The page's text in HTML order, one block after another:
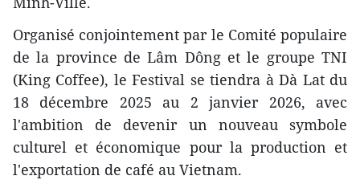
Organisé conjointement par le Comité populaire
de la province de Lâm Dông et le groupe TNI
(King Coffee), le Festival se tiendra à Dà Lat du
18 décembre 2025 au 2 janvier 2026, avec
l'ambition de devenir un nouveau symbole
culturel et économique pour la production et
l'exportation de café au Vietnam.